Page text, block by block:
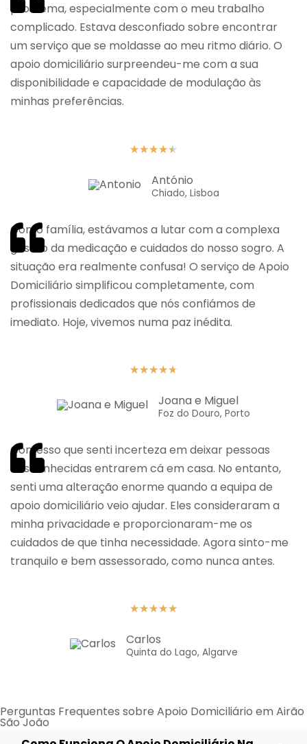
problema, especialmente com o meu trabalho
complicado. Estava desconfiado sobre encontrar
um serviço que se moldasse ao meu ritmo diário. O
apoio domiciliário surpreendeu-me com a sua
disponibilidade e capacidade de modulação às
minhas preferências.
★★★★★
António
Chiado, Lisboa
Como família, estávamos a lutar com a complexa
gestão da medicação e cuidados do nosso sogro. A
situação era realmente confusa! O serviço de Apoio
Domiciliário simplificou completamente, com
profissionais dedicados que nós confiámos de
imediato. Hoje, vivemos numa paz inédita.
★★★★★
Joana e Miguel
Foz do Douro, Porto
Confesso que senti incerteza em deixar pessoas
desconhecidas entrarem cá em casa. No entanto,
senti uma alteração enorme quando a equipa de
apoio domiciliário veio ajudar. Eles consideraram a
minha privacidade e proporcionaram-me os
cuidados de que tinha necessidade. Agora sinto-me
tranquilo e bem assessorado, como nunca antes.
★★★★★
Carlos
Quinta do Lago, Algarve
Perguntas Frequentes sobre Apoio Domiciliário em Airão
São João